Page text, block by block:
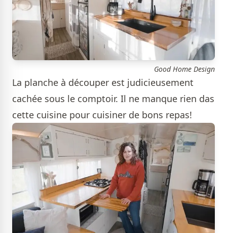
Good Home Design
La planche à découper est judicieusement
cachée sous le comptoir. Il ne manque rien das
cette cuisine pour cuisiner de bons repas!